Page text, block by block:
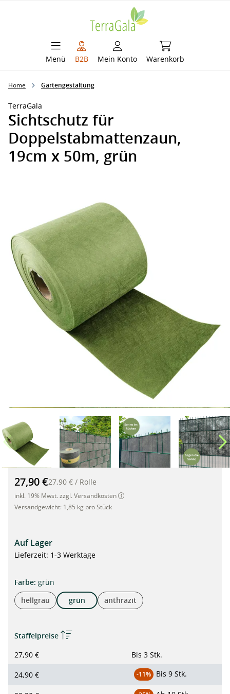
Menü B2B Mein Konto Warenkorb
Warenkorb
Home Gartengestaltung
TerraGala
Sichtschutz für
Doppelstabmattenzaun,
19cm x 50m, grün
Sichtschutz für Doppelstabmattenzaun, 19cm x 50m, grün"
27,90 €27,90 € / Rolle
inkl. 19% Mwst. zzgl. Versandkosten
Versandgewicht: 1,85 kg pro Stück
Auf Lager
Lieferzeit: 1-3 Werktage
Farbeauswählen
: grün
hellgrau
grün anthrazit
Staffelpreise
27,90 €
Bis 3 Stk.
24,90 € -11% Bis 9 Stk.